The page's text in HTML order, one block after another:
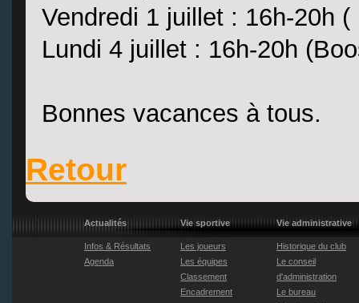
Vendredi 1 juillet : 16h-20h (
Lundi 4 juillet : 16h-20h
Bonnes vacances à tous.
Retour
Actualités
Infos & Résultats
Agenda
Vie sportive
Les joueurs
Les équipes
Classement
Encadrement
Vie administrative
Historique du club
Le conseil
d'administration
Le bureau